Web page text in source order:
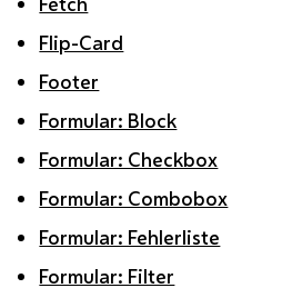
Flip-Card
Footer
Formular: Block
Formular: Checkbox
Formular: Combobox
Formular: Fehlerliste
Formular: Filter